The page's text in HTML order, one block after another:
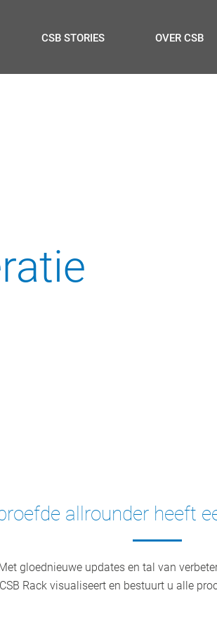
CSB STORIES OVER CSB
allrounder heeft
gloednieuwe updates en tal van
Rack visualiseert en bestuurt u alle
Toetsenbord met korte